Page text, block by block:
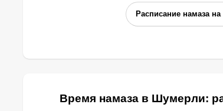
Расписание намаза
Время намаза в Шумерли: